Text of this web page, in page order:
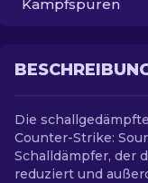
Kampfspuren
Die
Counter-Strike:
Schalldämpfer, der
reduziert und